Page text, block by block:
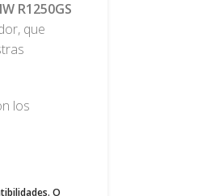
R1250GS
que
los
O